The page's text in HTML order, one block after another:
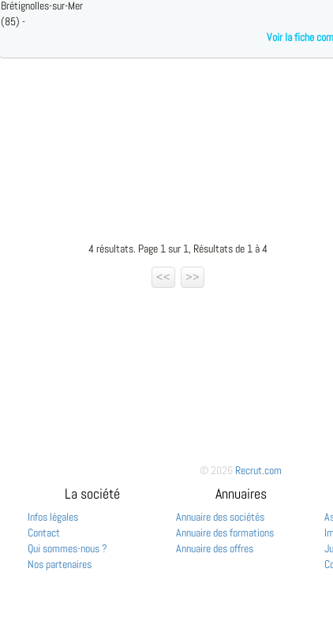
Brétignolles-sur-Mer
(85) -
Voir la fiche
4 résultats. Page 1 sur 1, Résultats de 1 à 4
<<
>>
© 2026 Recrut.com
La société
Infos légales
Contact
Qui sommes-nous ?
Nos partenaires
Annuaires
Annuaire des sociétés
Annuaire des formations
Annuaire des offres